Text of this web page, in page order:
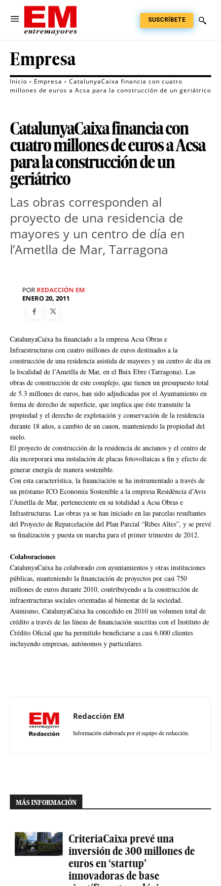
SUSCRÍBETE
Empresa
Inicio Empresa
CatalunyaCaixa financia con cuatro
millones de euros a Acsa para la construcción de un geriátrico
CatalunyaCaixa financia con
cuatro millones de euros a Acsa
para la construcción de un
geriátrico
Las obras corresponden al
proyecto de una residencia de
mayores y un centro de día en
l’Ametlla de Mar, Tarragona
POR REDACCIÓN EM
ENERO 20, 2011
CatalunyaCaixa ha financiado a la empresa Acsa Obras e
Infraestructuras con cuatro millones de euros destinados a la
construcción de una residencia asistida de mayores y un centro de día en
la localidad de l’Ametlla de Mar, en el Baix Ebre (Tarragona). Las
obras de construcción de este complejo, que tienen un presupuesto total
de 5.3 millones de euros, han sido adjudicadas por el Ayuntamiento en
forma de derecho de superficie, que implica que éste transmite la
propiedad y el derecho de explotación y conservación de la residencia
durante 18 años, a cambio de un canon, manteniendo la propiedad del
suelo.
El proyecto de construcción de la residencia de ancianos y el centro de
día incorporará una instalación de placas fotovoltaicas a fin y efecto de
generar energía de manera sostenible.
Con esta característica, la financiación se ha instrumentado a través de
un préstamo ICO Economía Sostenible a la empresa Residència d’Avis
l’Ametlla de Mar, perteneciente en su totalidad a Acsa Obras e
Infrastructuras. Las obras ya se han iniciado en las parcelas resultantes
del Proyecto de Reparcelación del Plan Parcial “Ribes Altes”, y se prevé
su finalización y puesta en marcha para el primer trimestre de 2012.
Colaboraciones
CatalunyaCaixa ha colaborado con ayuntamientos y otras instituciones
públicas, manteniendo la financiación de proyectos por casi 750
millones de euros durante 2010, contribuyendo a la construcción de
infraestructuras sociales orientadas al bienestar de la sociedad.
Asimismo, CatalunyaCaixa ha concedido en 2010 un volumen total de
crédito a través de las líneas de financiación suscritas con el Instituto de
Crédito Oficial que ha permitido beneficiarse a casi 6.000 clientes
incluyendo empresas, autónomos y particulares.
Redacción EM
Información elaborada por el equipo de redacción.
MÁS INFORMACIÓN
CriteriaCaixa prevé una
inversión de 300 millones de
euros en ‘startup’
innovadoras de base